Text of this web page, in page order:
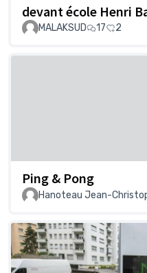
devant école Henri
MALAKSUD 17 2
Ping & Pong
Hanoteau Jean-